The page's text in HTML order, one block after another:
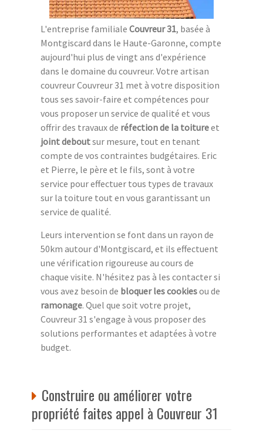
L'entreprise familiale Couvreur 31, basée à
Montgiscard dans le Haute-Garonne, compte
aujourd'hui plus de vingt ans d'expérience
dans le domaine du couvreur. Votre artisan
couvreur Couvreur 31 met à votre disposition
tous ses savoir-faire et compétences pour
vous proposer un service de qualité et vous
offrir des travaux de réfection de la toitureet
joint deboutsur mesure, tout en tenant
compte de vos contraintes budgétaires. Eric
et Pierre, le père et le fils, sont à votre
service pour effectuer tous types de travaux
sur la toiture tout en vous garantissant un
service de qualité.
Leurs intervention se font dans un rayon de
50km autour d'Montgiscard, et ils effectuent
une vérification rigoureuse au cours de
chaque visite. N'hésitez pas à les contacter si
vous avez besoin de bloquer les cookiesou de
ramonage. Quel que soit votre projet,
Couvreur 31 s'engage à vous proposer des
solutions performantes et adaptées à votre
budget.
Construire ou améliorer votre
propriété faites appel à Couvreur 31